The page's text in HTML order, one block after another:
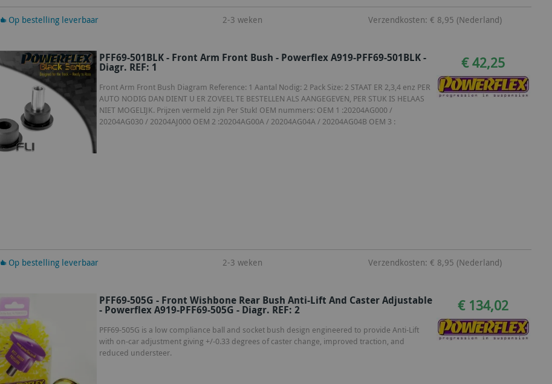
In winkelwagen
Op bestelling leverbaar 2-3 weken Verzendkosten: € 8,95 (Nederland)
In winkelwagen
PFF69-501BLK - Front Arm Front Bush - Powerflex A919-PFF69-501BLK -
Diagr. REF: 1
Front Arm Front Bush Diagram Reference: 1 Aantal Nodig: 2 Pack Size: 2 STAAT ER 2,3,4 enz PER
AUTO NODIG DAN DIENT U ER ZOVEEL TE BESTELLEN ALS AANGEGEVEN, PER STUK IS HELAAS
NIET MOGELIJK. Prijzen vermeld zijn Per Stuk! OEM nummers: OEM 1 :20204AG000 /
20204AG030 / 20204AJ000 OEM 2 :20204AG00A / 20204AG04A / 20204AG04B OEM 3 :
€ 42,25
Op bestelling leverbaar 2-3 weken Verzendkosten: € 8,95 (Nederland)
PFF69-505G - Front Wishbone Rear Bush Anti-Lift And Caster Adjustable
- Powerflex A919-PFF69-505G - Diagr. REF: 2
PFF69-505G is a low compliance ball and socket bush design engineered to provide Anti-Lift
with on-car adjustment giving +/-0.33 degrees of caster change, improved traction, and
reduced understeer.
€ 134,02